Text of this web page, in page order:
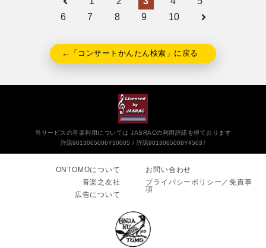
6
7 8 9 10
←「コンサートかんたん検索」に戻る
当サービスの音楽利用については JASRACの利用許諾を得ております
許諾9013065006Y30005
許諾9013065008Y45037
ONTOMOについて
音楽之友社
広告について
お問い合わせ
プライバシーポリシー／免責事
項